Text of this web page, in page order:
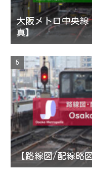
大阪メトロ中央
真】
【路線図/配線略